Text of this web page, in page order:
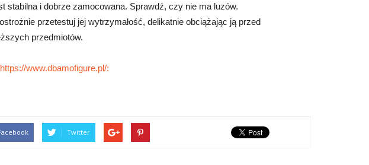
stabilna i dobrze zamocowana. Sprawdź, czy nie ma luzów.
przetestuj jej wytrzymałość, delikatnie obciążając ją przed
przedmiotów.
www.dbamofigure.pl/:
Twitter